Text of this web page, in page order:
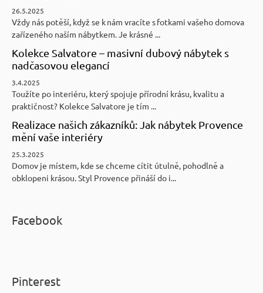
26.5.2025
Vždy nás potěší, když se k nám vracíte s fotkami vašeho domova
zařízeného naším nábytkem. Je krásné ...
Kolekce Salvatore – masivní dubový nábytek s
nadčasovou elegancí
3.4.2025
Toužíte po interiéru, který spojuje přírodní krásu, kvalitu a
praktičnost? Kolekce Salvatore je tím ...
Realizace našich zákazníků: Jak nábytek Provence
mění vaše interiéry
25.3.2025
Domov je místem, kde se chceme cítit útulně, pohodlně a
obklopeni krásou. Styl Provence přináší do i...
Facebook
Pinterest